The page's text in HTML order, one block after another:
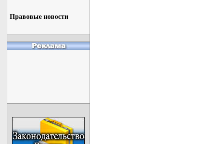
Правовые новости